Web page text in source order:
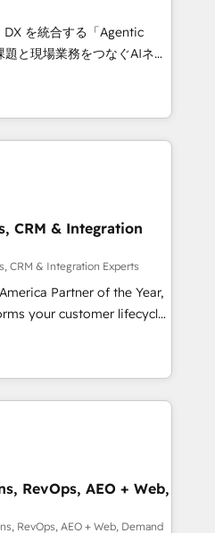
with workflows built
a template. ➤ Migration:
Zero downtime, full data
Sales, marketing, and
and Integrations: Layer
coaching. Buying
or reviving a stale portal?
を統合する「Agentic
して、HubSpot Eliteの実装
。 💡 100inc は何
共通基盤に、AIエージェン
ト業務（マーケティング・営
。事業部・グループ会社・部
通基盤に再構築します。意
に並走します。 1️⃣
客データの一元化から、
で。全Hub統合運用、デー
のCRM統合に対応します。
織への移行を設計・実装。
と連携させ、役割定義・
でPMOとして主導。「設
す。 ▸ CMS戦略設
・SEOを前提にした情報設
ト設計をContent Hubで一体
CRM & Integration
CRM & Integration Experts
Partner of the Year,
your customer lifecycle
unified ecosystem
Globalia (AI &
Media (Paid Media),
for all three brands. 🔄
by Globalia’s
📈 Revenue
Point Success Media. -
RevOps, AEO + Web,
RevOps, AEO + Web, Demand